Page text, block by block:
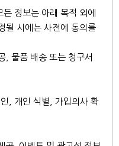
정보는 아래 목적 외에
될 시에는 사전에 동의를
, 물품 배송 또는 청구서
, 개인 식별, 가입의사 확